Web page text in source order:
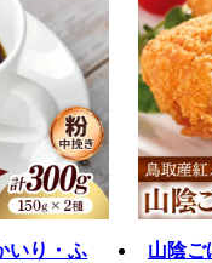
いり・ふ
山陰ご